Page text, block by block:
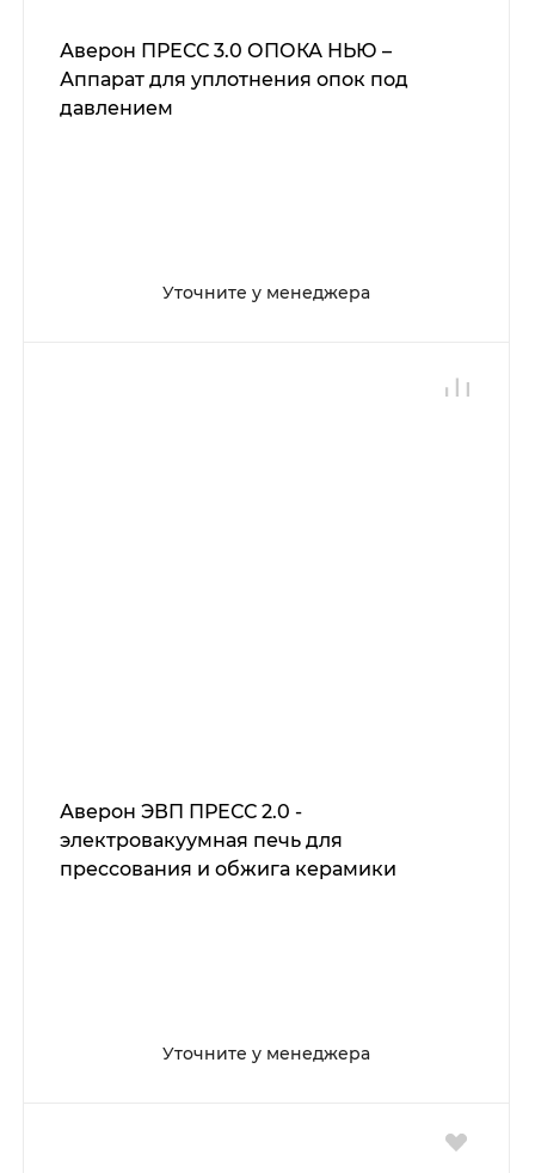
Аверон ПРЕСС 3.0 ОПОКА НЬЮ –
Аппарат для уплотнения опок под
давлением
Уточните у менеджера
Аверон ЭВП ПРЕСС 2.0 -
электровакуумная печь для
прессования и обжига керамики
Уточните у менеджера